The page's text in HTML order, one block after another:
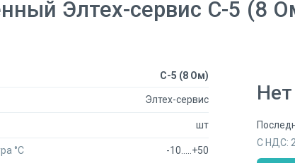
Элтех-сервис С-5 (8
С-5 (8 Ом)
Элтех-сервис
шт
°C -10.....+50
С НДС: